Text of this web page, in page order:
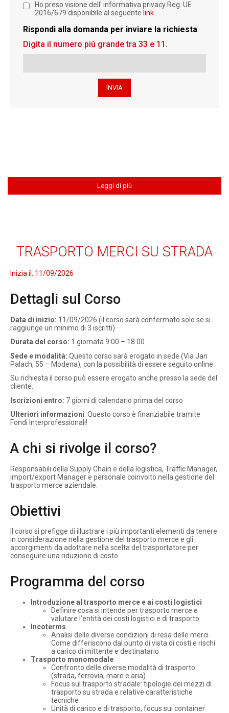
Ho preso visione dell' informativa privacy Reg. UE
2016/679 disponibile al seguente link
Rispondi alla domanda per inviare la richiesta
Digita il numero più grande tra 33 e 11.
Leggi di più
TRASPORTO MERCI SU STRADA
Inizia il: 11/09/2026
Dettagli sul Corso
Data di inizio: 11/09/2026 (il corso sarà confermato solo se si
raggiunge un minimo di 3 iscritti)
Durata del corso: 1 giornata 9:00 – 18.00
Sede e modalità: Questo corso sarà erogato in sede (Via Jan
Palach, 55 – Modena), con la possibilità di essere seguito online.
Su richiesta il corso può essere erogato anche presso la sede del
cliente.
Iscrizioni entro: 7 giorni di calendario prima del corso
Ulteriori informazioni: Questo corso è finanziabile tramite
Fondi Interprofessionali!
A chi si rivolge il corso?
Responsabili della Supply Chain e della logistica, Traffic Manager,
import/export Manager e personale coinvolto nella gestione del
trasporto merce aziendale.
Obiettivi
Il corso si prefigge di illustrare i più importanti elementi da tenere
in considerazione nella gestione del trasporto merce e gli
accorgimenti da adottare nella scelta del trasportatore per
conseguire una riduzione di costo.
Programma del corso
Introduzione al trasporto merce e ai costi logistici
Definire cosa si intende per trasporto merce e
valutare l’entità dei costi logistici e di trasporto
Incoterms
Analisi delle diverse condizioni di resa delle merci.
Come differiscono dal punto di vista di costi e rischi
a carico di mittente e destinatario
Trasporto monomodale
Confronto delle diverse modalità di trasporto
(strada, ferrovia, mare e aria)
Focus sul trasporto stradale: tipologie dei mezzi di
trasporto su strada e relative caratteristiche
tecniche
Unità di carico e di trasporto, focus sui container